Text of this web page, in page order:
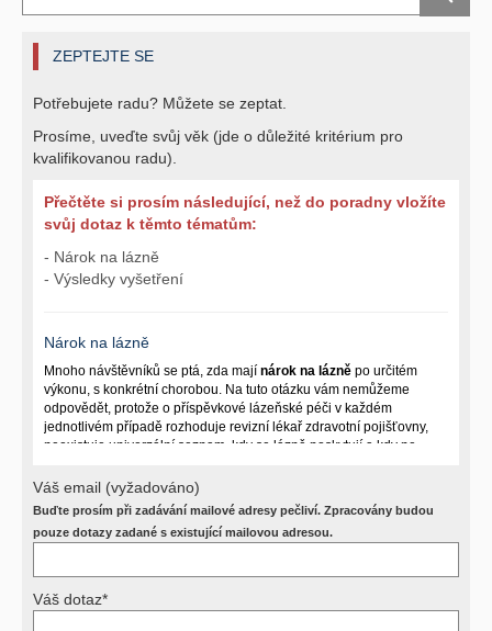
ZEPTEJTE SE
Potřebujete radu? Můžete se zeptat.
Prosíme, uveďte svůj věk (jde o důležité kritérium pro
kvalifikovanou radu).
Přečtěte si prosím následující, než do poradny vložíte
svůj dotaz k těmto tématům:
- Nárok na lázně
- Výsledky vyšetření
Nárok na lázně
Mnoho návštěvníků se ptá, zda mají nárok na lázně po určitém
výkonu, s konkrétní chorobou. Na tuto otázku vám nemůžeme
odpovědět, protože o příspěvkové lázeňské péči v každém
jednotlivém případě rozhoduje revizní lékař zdravotní pojišťovny,
neexistuje univerzální seznam, kdy se lázně poskytují a kdy ne.
postižení pacienta a dalších zdravotních okolnostech.
Požádejte svého ošetřujícího lékaře o návrh, který pak posoudí
příslušný revizní lékař. My vám spolehlivou odpověď dát
Výsledky vyšetření
Váš email (vyžadováno)
Buďte prosím při zadávání mailové adresy pečliví. Zpracovány budou
pouze dotazy zadané s existující mailovou adresou.
Váš dotaz*